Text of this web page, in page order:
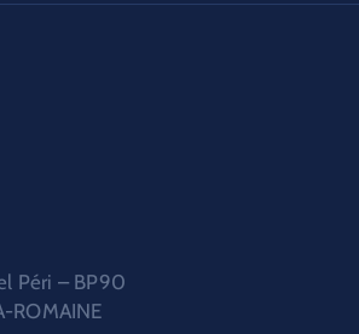
Péri – BP90
ROMAINE